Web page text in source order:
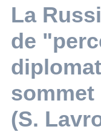
La
de
sommet
(S.